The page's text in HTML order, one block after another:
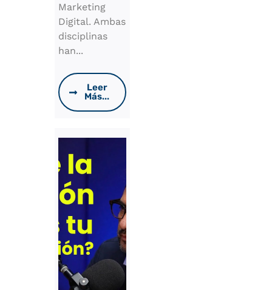
Marketing
Digital. Ambas
disciplinas
han...
Leer
Más...